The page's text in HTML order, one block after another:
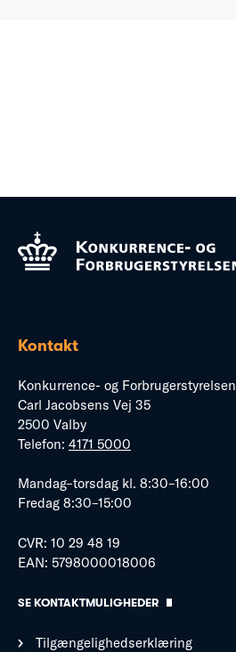
Kontakt
Konkurrence- og Forbrugerstyrelsen
Carl Jacobsens Vej 35
2500 Valby
Telefon: 4171 5000
Mandag–torsdag kl. 8:30–16:00
Fredag 8:30–15:00
CVR: 10 29 48 19
EAN: 5798000018006
SE KONTAKTMULIGHEDER
Tilgængelighedserklæring